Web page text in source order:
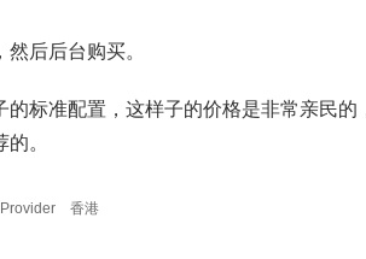
后后台购买。
的标准配置，这样子的价格是非常亲民
。
香港